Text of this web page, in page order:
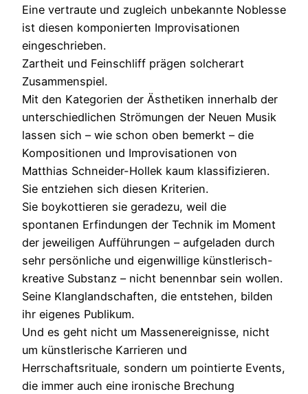
Eine vertraute und zugleich unbekannte Noblesse
ist diesen komponierten Improvisationen
eingeschrieben.
Zartheit und Feinschliff prägen solcherart
Zusammenspiel.
Mit den Kategorien der Ästhetiken innerhalb der
unterschiedlichen Strömungen der Neuen Musik
lassen sich – wie schon oben bemerkt – die
Kompositionen und Improvisationen von
Matthias Schneider-Hollek kaum klassifizieren.
Sie entziehen sich diesen Kriterien.
Sie boykottieren sie geradezu, weil die
spontanen Erfindungen der Technik im Moment
der jeweiligen Aufführungen – aufgeladen durch
sehr persönliche und eigenwillige künstlerisch-
kreative Substanz – nicht benennbar sein wollen.
Seine Klanglandschaften, die entstehen, bilden
ihr eigenes Publikum.
Und es geht nicht um Massenereignisse, nicht
um künstlerische Karrieren und
Herrschaftsrituale, sondern um pointierte Events,
die immer auch eine ironische Brechung